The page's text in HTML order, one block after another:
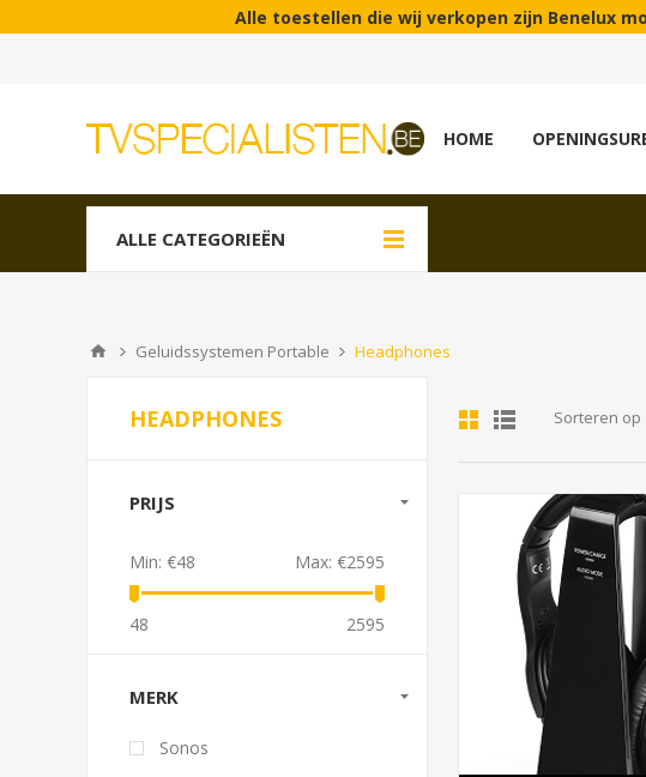
Alle toestellen die wij verkopen zijn Benelux modellen! | In
HOME
ALLE CATEGORIEËN
Geluidssystemen Portable Headphones
Sorteren op
HEADPHONES
PRIJS
Min: €48 Max: €2595
48 2595
MERK
Sonos